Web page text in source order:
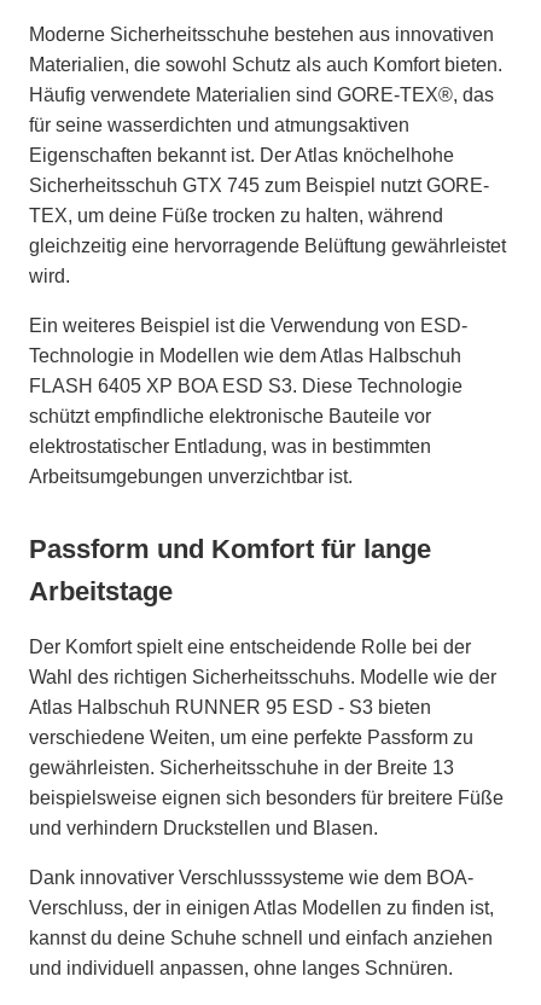
Moderne Sicherheitsschuhe bestehen aus innovativen
Materialien, die sowohl Schutz als auch Komfort bieten.
Häufig verwendete Materialien sind GORE-TEX®, das
für seine wasserdichten und atmungsaktiven
Eigenschaften bekannt ist. Der Atlas knöchelhohe
Sicherheitsschuh GTX 745 zum Beispiel nutzt GORE-
TEX, um deine Füße trocken zu halten, während
gleichzeitig eine hervorragende Belüftung gewährleistet
wird.
Ein weiteres Beispiel ist die Verwendung von ESD-
Technologie in Modellen wie dem Atlas Halbschuh
FLASH 6405 XP BOA ESD S3. Diese Technologie
schützt empfindliche elektronische Bauteile vor
elektrostatischer Entladung, was in bestimmten
Arbeitsumgebungen unverzichtbar ist.
Passform und Komfort für lange
Arbeitstage
Der Komfort spielt eine entscheidende Rolle bei der
Wahl des richtigen Sicherheitsschuhs. Modelle wie der
Atlas Halbschuh RUNNER 95 ESD - S3 bieten
verschiedene Weiten, um eine perfekte Passform zu
gewährleisten. Sicherheitsschuhe in der Breite 13
beispielsweise eignen sich besonders für breitere Füße
und verhindern Druckstellen und Blasen.
Dank innovativer Verschlusssysteme wie dem BOA-
Verschluss, der in einigen Atlas Modellen zu finden ist,
kannst du deine Schuhe schnell und einfach anziehen
und individuell anpassen, ohne langes Schnüren.